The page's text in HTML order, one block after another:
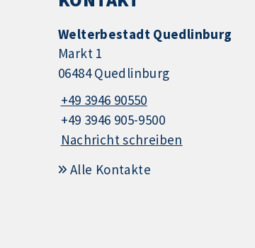
Welterbestadt Quedlinburg
Markt 1
06484 Quedlinburg
+49 3946 90550
+49 3946 905-9500
Nachricht schreiben
Alle Kontakte